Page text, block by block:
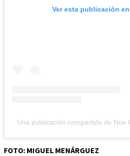
Ver esta publicación
Una publicación compartida de Noe
FOTO: MIGUEL MENÁRGUEZ